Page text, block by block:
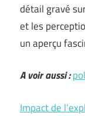
détail gravé
et les
un aperçu
A voir aussi :
Impact de